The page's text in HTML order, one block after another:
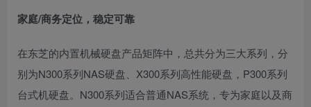
家庭/商务定位，稳定可靠
在东芝的内置机械硬盘产品矩阵中，总共分为三大系列，分
别为N300系列NAS硬盘、X300系列高性能硬盘，P300系列
台式机硬盘。N300系列适合普通NAS系统，专为家庭以及商